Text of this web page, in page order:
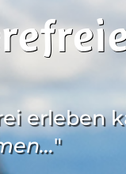
erleben
"